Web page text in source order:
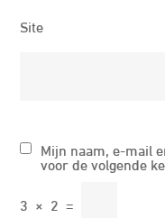
Site
Mijn naam, e-mail
voor de volgende
3 × 2 =